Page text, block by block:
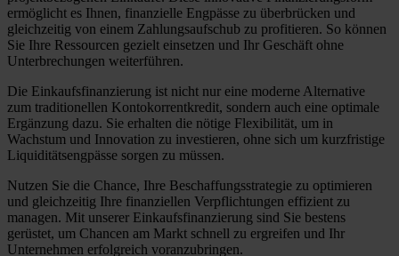
ermöglicht es Ihnen, finanzielle Engpässe zu überbrücken und
gleichzeitig von einem Zahlungsaufschub zu profitieren. So können
Sie Ihre Ressourcen gezielt einsetzen und Ihr Geschäft ohne
Unterbrechungen weiterführen.
Die Einkaufsfinanzierung ist nicht nur eine moderne Alternative
zum traditionellen Kontokorrentkredit, sondern auch eine optimale
Ergänzung dazu. Sie erhalten die nötige Flexibilität, um in
Wachstum und Innovation zu investieren, ohne sich um kurzfristige
Liquiditätsengpässe sorgen zu müssen.
Nutzen Sie die Chance, Ihre Beschaffungsstrategie zu optimieren
und gleichzeitig Ihre finanziellen Verpflichtungen effizient zu
managen. Mit unserer Einkaufsfinanzierung sind Sie bestens
gerüstet, um Chancen am Markt schnell zu ergreifen und Ihr
Unternehmen erfolgreich voranzubringen.